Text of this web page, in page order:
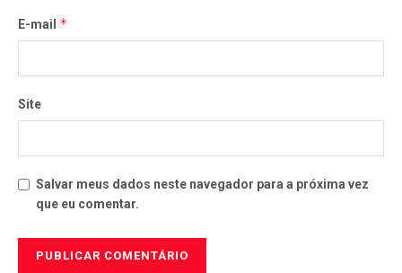
E-mail *
Site
Salvar meus dados neste navegador para a próxima vez
que eu comentar.